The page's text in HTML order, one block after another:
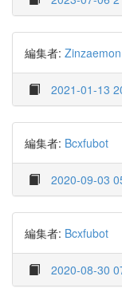
編集者: Zinzaemon
2021-01-13
編集者: Bcxfubot
2020-09-03
編集者: Bcxfubot
2020-08-30